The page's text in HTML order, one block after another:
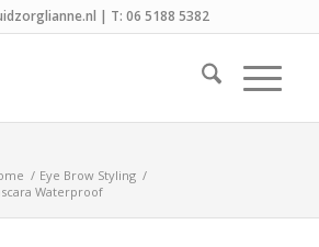
| T: 06 5188 5382
/ Eye Brow Styling /
Waterproof